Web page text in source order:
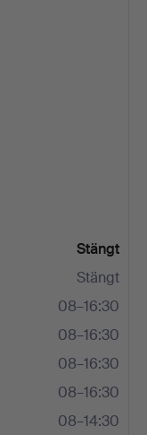
Stängt
Stängt
08–16:30
08–16:30
08–16:30
08–16:30
08–14:30